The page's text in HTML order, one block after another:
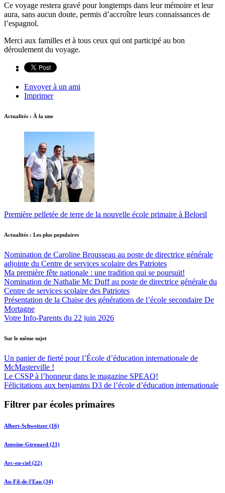
Ce voyage restera gravé pour longtemps dans leur mémoire et leur
aura, sans aucun doute, permis d’accroître leurs connaissances de
l’espagnol.
Merci aux familles et à tous ceux qui ont participé au bon
déroulement du voyage.
Envoyer à un ami
Imprimer
Actualités : À la une
Première pelletée de terre de la nouvelle école primaire à Beloeil
Actualités : Les plus populaires
Nomination de Caroline Brousseau au poste de directrice générale
adjointe du Centre de services scolaire des Patriotes
Ma première fête nationale : une tradition qui se poursuit!
Nomination de Nathalie Mc Duff au poste de directrice générale du
Centre de services scolaire des Patriotes
Présentation de la Chaise des générations de l’école secondaire De
Mortagne
Votre Info-Parents du 22 juin 2026
Sur le même sujet
Un panier de fierté pour l’École d’éducation internationale de
McMasterville !
Le CSSP à l’honneur dans le magazine SPEAQ!
Félicitations aux benjamins D3 de l’école d’éducation internationale
Filtrer par écoles primaires
Albert-Schweitzer (16)
Antoine-Girouard (21)
Arc-en-ciel (22)
Au-Fil-de-l'Eau (34)